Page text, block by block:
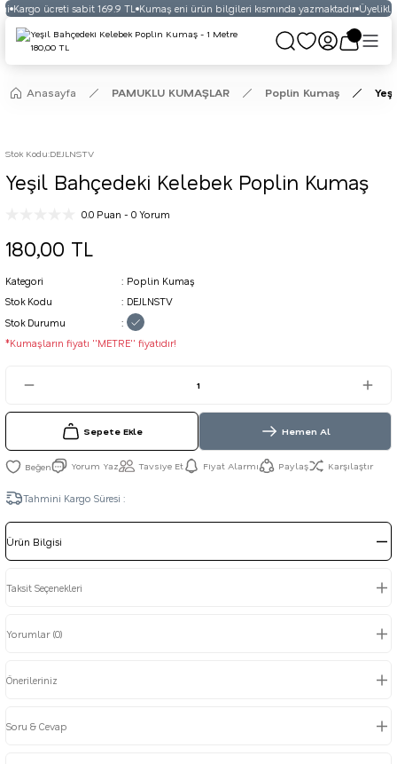
Kargo ücreti sabit 169.9 TL Kumaş eni ürün bilgileri kısmında yazmaktadır Üyelikli
Anasayfa PAMUKLU KUMAŞLAR Poplin Kumaş
Stok Kodu:DEJLNSTV
Yeşil Bahçedeki Kelebek Poplin Kumaş
0.0 Puan - 0 Yorum
180,00 TL
Kategori
Poplin Kumaş
Stok Kodu
DEJLNSTV
Stok Durumu
*Kumaşların fiyatı ''METRE'' fiyatıdır!
Sepete Ekle Hemen Al
Yorum Yaz Tavsiye Et Fiyat Alarmı Paylaş Karşılaştır
Tahmini Kargo Süresi :
Ürün Bilgisi
Taksit Seçenekleri
Yorumlar (0)
Önerileriniz
Soru & Cevap